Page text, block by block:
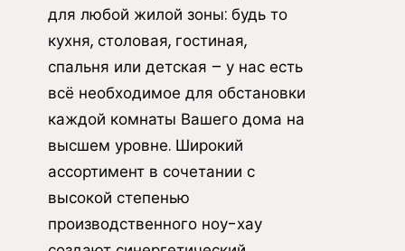
для любой жилой зоны: будь то
кухня, столовая, гостиная,
спальня или детская – у нас есть
всё необходимое для обстановки
каждой комнаты Вашего дома на
высшем уровне. Широкий
ассортимент в сочетании с
высокой степенью
производственного ноу-хау